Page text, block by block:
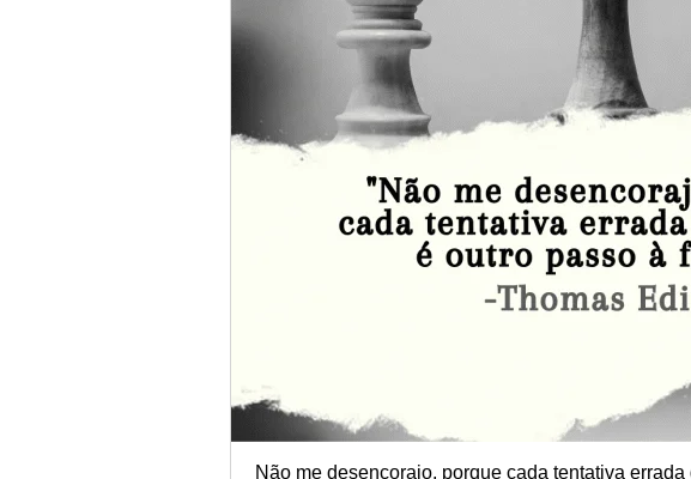
Não me desencorajo, porque cada tentativa